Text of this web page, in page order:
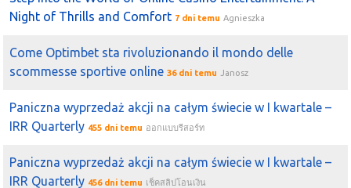
Night of Thrills and Comfort 7 dni temu Agnieszka
Come Optimbet sta rivoluzionando il mondo delle
scommesse sportive online 36 dni temu Janosz
Paniczna wyprzedaż akcji na całym świecie w I kwartale –
IRR Quarterly 455 dni temu ออกแบบรีสอร์ท
Paniczna wyprzedaż akcji na całym świecie w I kwartale –
IRR Quarterly 456 dni temu เช็คสลิปโอนเงิน